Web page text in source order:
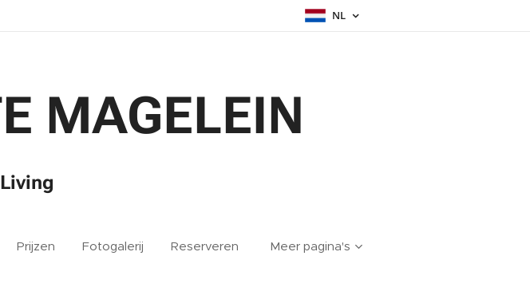
NL
MAGELEIN
Prijzen Fotogalerij Reserveren Meer pagina's